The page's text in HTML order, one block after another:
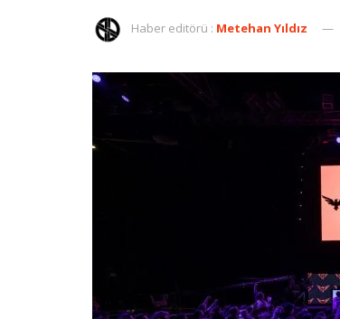
Haber editörü : Metehan Yıldız